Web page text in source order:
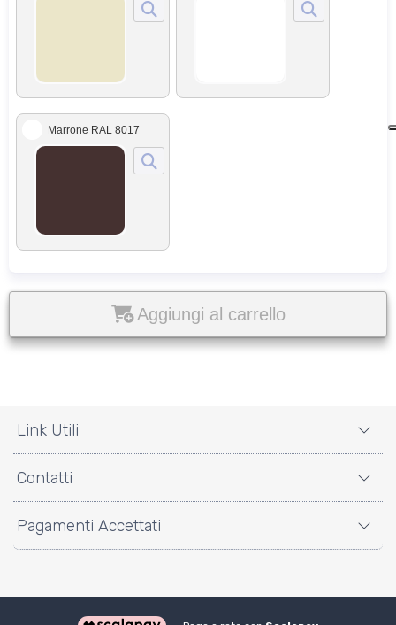
Marrone RAL 8017
Aggiungi al carrello
Link Utili
Contatti
Pagamenti Accettati